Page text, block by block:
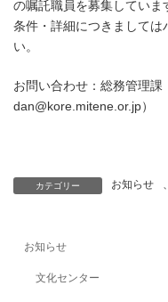
の嘱託職員を募集していま
条件・詳細につきましては
い。
お問い合わせ：総務管理
dan@kore.mitene.or.jp）
カテゴリー お知らせ
お知らせ
文化センター